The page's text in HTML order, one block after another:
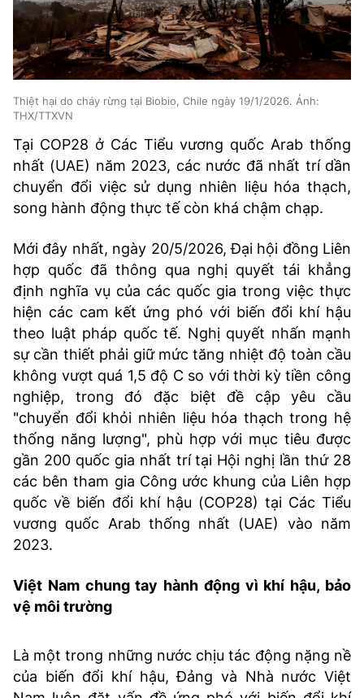
Thiệt hại do cháy rừng tại Biobio, Chile ngày 19/1/2026. Ảnh:
THX/TTXVN
Tại COP28 ở Các Tiểu vương quốc Arab thống
nhất (UAE) năm 2023, các nước đã nhất trí dần
chuyển đổi việc sử dụng nhiên liệu hóa thạch,
song hành động thực tế còn khá chậm chạp.
Mới đây nhất, ngày 20/5/2026, Đại hội đồng Liên
hợp quốc đã thông qua nghị quyết tái khẳng
định nghĩa vụ của các quốc gia trong việc thực
hiện các cam kết ứng phó với biến đổi khí hậu
theo luật pháp quốc tế. Nghị quyết nhấn mạnh
sự cần thiết phải giữ mức tăng nhiệt độ toàn cầu
không vượt quá 1,5 độ C so với thời kỳ tiền công
nghiệp, trong đó đặc biệt đề cập yêu cầu
"chuyển đổi khỏi nhiên liệu hóa thạch trong hệ
thống năng lượng", phù hợp với mục tiêu được
gần 200 quốc gia nhất trí tại Hội nghị lần thứ 28
các bên tham gia Công ước khung của Liên hợp
quốc về biến đổi khí hậu (COP28) tại Các Tiểu
vương quốc Arab thống nhất (UAE) vào năm
2023.
Việt Nam chung tay hành động vì khí hậu, bảo
vệ môi trường
Là một trong những nước chịu tác động nặng nề
của biến đổi khí hậu, Đảng và Nhà nước Việt